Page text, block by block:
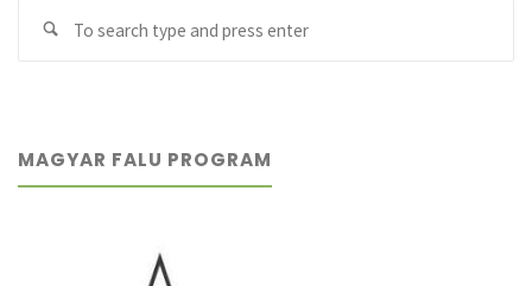
Search
MAGYAR FALU PROGRAM